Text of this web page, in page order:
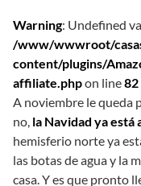
Warning: Undefined
/www/wwwroot/
content/plugins/
affiliate.phpon line82
A noviembre le queda
no, la Navidad ya está
hemisferio norte ya
las botas de agua y la
casa. Y es que pronto